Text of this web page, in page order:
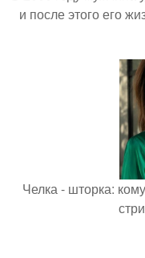
и после этого его
Челка - шторка: